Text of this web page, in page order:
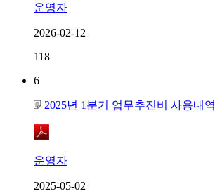
운영자
2026-02-12
118
6
2025년 1분기 업무추진비 사용내역
운영자
2025-05-02